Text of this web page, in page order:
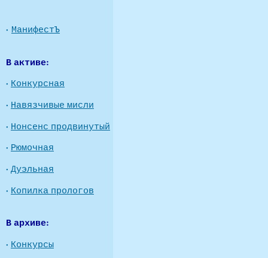
· МанифестЪ
В активе:
· Конкурсная
· Навязчивые мисли
· Нонсенс продвинутый
· Рюмочная
· Дуэльная
· Копилка прологов
В архиве:
· Конкурсы